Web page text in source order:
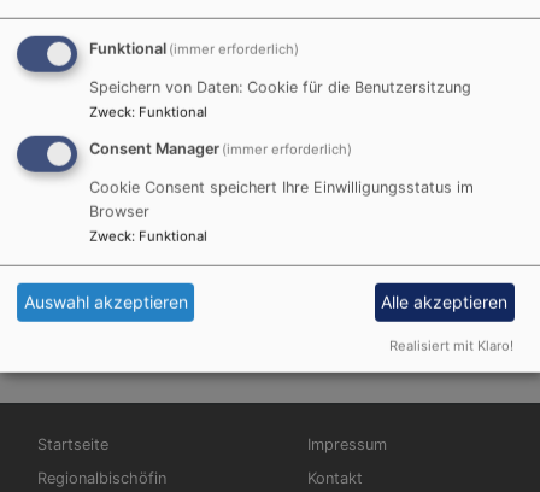
Bildrechte beim Autor
Gottesdienst ist Gisela
Bornowski am Sonntag, 2.
Heinrich Bedford-Strohm
offiziell in ihr Amt als
Ansbach-Würzburger Regionalbischöfin in der
Würzburger St. Johanniskirche eingeführt worden.
Hauptnavigation
Startseite
Regionalbischöfin
Fußbereichsmenü
Impressum
Kontakt
Funktional (immer erforderlich)
Speichern von Daten: Cookie für die Benutzersitzung
Zweck: Funktional
Consent Manager (immer erforderlich)
Cookie Consent speichert Ihre Einwilligungsstatus im
Browser
Zweck: Funktional
Auswahl akzeptieren Alle akzeptieren
Realisiert mit Klaro!